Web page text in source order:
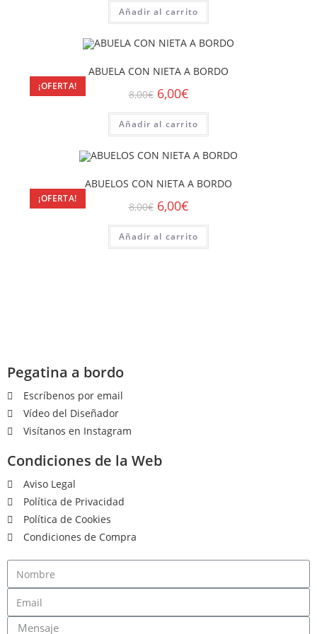
Añadir al carrito
¡OFERTA!
ABUELA CON NIETA A BORDO
8,00€ 6,00€
Añadir al carrito
¡OFERTA!
ABUELOS CON NIETA A BORDO
8,00€ 6,00€
Añadir al carrito
Pegatina a bordo
Escríbenos por email
Vídeo del Diseñador
Visítanos en Instagram
Condiciones de la Web
Aviso Legal
Política de Privacidad
Política de Cookies
Condiciones de Compra